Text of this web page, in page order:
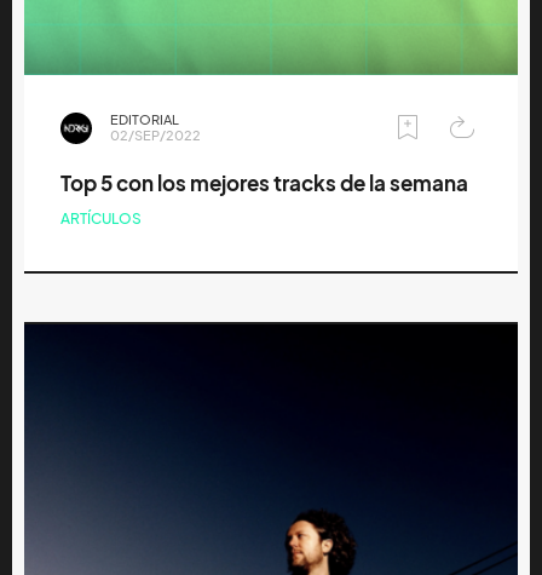
EDITORIAL
02/SEP/2022
Top 5 con los mejores tracks de la semana
ARTÍCULOS